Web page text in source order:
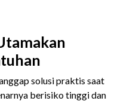
solusi praktis saat
berisiko tinggi dan